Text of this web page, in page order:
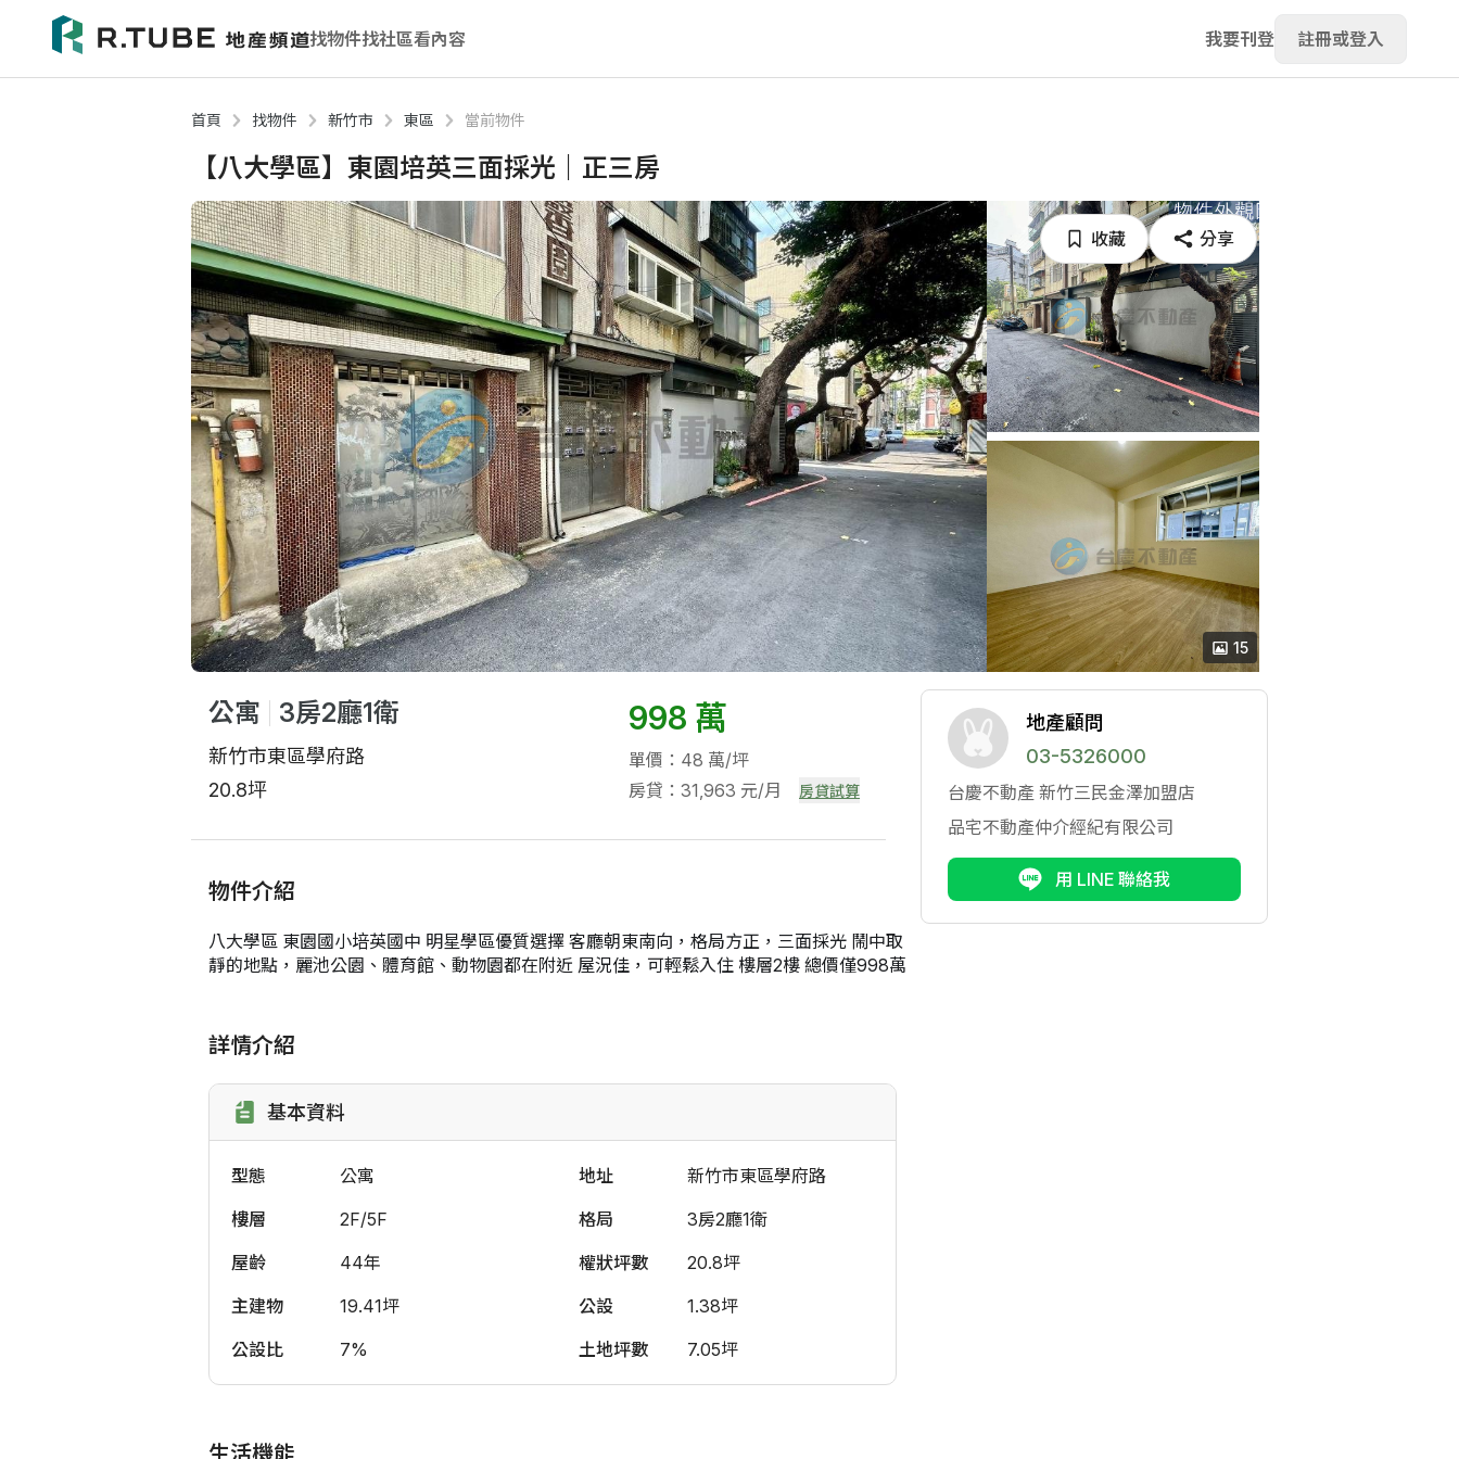
找物件找社區看內容 我要刊登 註冊或登入
首頁 找物件 新竹市 東區 當前物件
【八大學區】東園培英三面採光｜正三房
收藏 分享
15
公寓 3房2廳1衛
新竹市東區學府路
20.8坪
998 萬
單價：48 萬/坪
房貸：31,963 元/月
房貸試算
物件介紹
八大學區 東園國小培英國中 明星學區優質選擇 客廳朝東南向，格局方正，三面採光 鬧中取
靜的地點，麗池公園、體育館、動物園都在附近 屋況佳，可輕鬆入住 樓層2樓 總價僅998萬
詳情介紹
基本資料
型態 公寓 地址
新竹市東區學府路
樓層
2F/5F 格局
3房2廳1衛
屋齡
44年 權狀坪數
20.8坪
主建物
19.41坪 公設
1.38坪
公設比
7% 土地坪數 7.05坪
地產顧問
03-5326000
台慶不動產 新竹三民金澤加盟店
品宅不動產仲介經紀有限公司
用 LINE 聯絡我
生活機能